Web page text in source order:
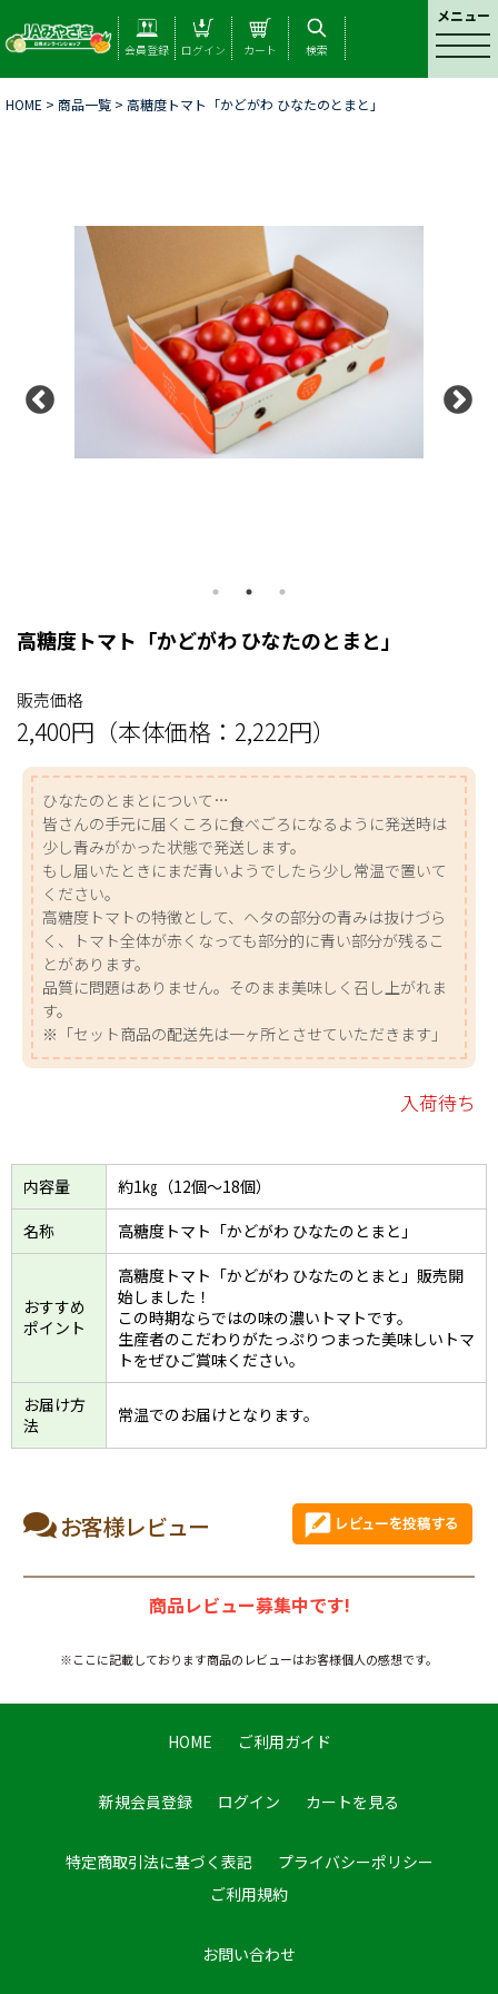
メニュー
t
会員登録 ログイン カート 検索
HOME > 商品一覧 > 高糖度トマト「かどがわ ひなたのとまと」
高糖度トマト「かどがわ ひなたのとまと」
販売価格
2,400円（本体価格：2,222円）
ひなたのとまとについて…
皆さんの手元に届くころに食べごろになるように発送時は
少し青みがかった状態で発送します。
もし届いたときにまだ青いようでしたら少し常温で置いて
ください。
高糖度トマトの特徴として、ヘタの部分の青みは抜けづら
く、トマト全体が赤くなっても部分的に青い部分が残るこ
とがあります。
品質に問題はありません。そのまま美味しく召し上がれま
す。
※「セット商品の配送先は一ヶ所とさせていただきます」
入荷待ち
内容量
約1㎏（12個～18個）
名称
高糖度トマト「かどがわ ひなたのとまと」
おすすめ
ポイント
高糖度トマト「かどがわ ひなたのとまと」販売開
始しました！
この時期ならではの味の濃いトマトです。
生産者のこだわりがたっぷりつまった美味しいトマ
トをぜひご賞味ください。
お届け方
法
常温でのお届けとなります。
お客様レビュー
商品レビュー募集中です!
※ここに記載しております商品のレビューはお客様個人の感想です。
HOME ご利用ガイド
新規会員登録 ログイン カートを見る
特定商取引法に基づく表記
プライバシーポリシー
ご利用規約
お問い合わせ